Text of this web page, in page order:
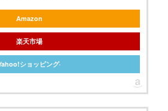
Amazon
楽天市場
ショッピング